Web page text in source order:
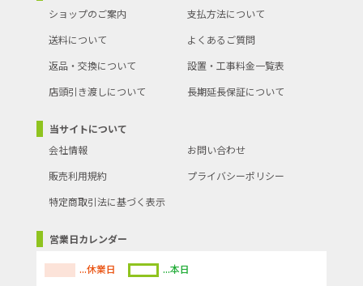
ショップのご案内
支払方法について
送料について
よくあるご質問
返品・交換について
設置・工事料金一覧表
店頭引き渡しについて
長期延長保証について
当サイトについて
会社情報
お問い合わせ
販売利用規約
プライバシーポリシー
特定商取引法に基づく表示
営業日カレンダー
...休業日 ...本日